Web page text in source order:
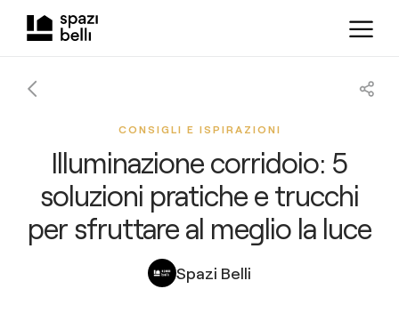
CONSIGLI E ISPIRAZIONI
Illuminazione corridoio: 5
soluzioni pratiche e trucchi
per sfruttare al meglio la luce
Spazi Belli